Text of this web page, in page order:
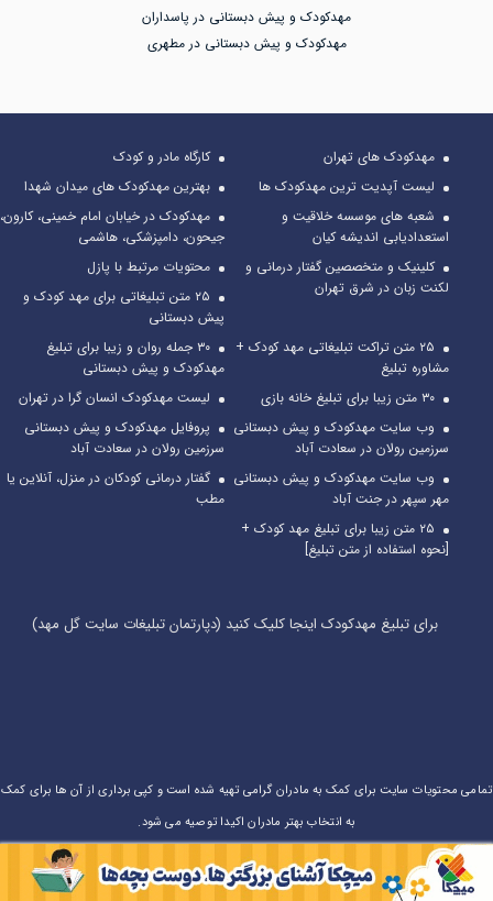
مهدکودک و پیش دبستانی در پاسداران
مهدکودک و پیش دبستانی در مطهری
مهدکودک های تهران
کارگاه مادر و کودک
لیست آپدیت ترین مهدکودک ها
بهترین مهدکودک های میدان شهدا
شعبه های موسسه خلاقیت و
استعدادیابی اندیشه کیان
مهدکودک در خیابان امام خمینی، کارون،
جیحون، دامپزشکی، هاشمی
کلینیک و متخصصین گفتار درمانی و
لکنت زبان در شرق تهران
محتویات مرتبط با پازل
۲۵ متن تبلیغاتی برای مهد کودک و
پیش دبستانی
۲۵ متن تراکت تبلیغاتی مهد کودک +
مشاوره تبلیغ
۳۰ جمله روان و زیبا برای تبلیغ
مهدکودک و پیش دبستانی
۳۰ متن زیبا برای تبلیغ خانه بازی
لیست مهدکودک انسان گرا در تهران
وب سایت مهدکودک و پیش دبستانی
سرزمین رولان در سعادت آباد
پروفایل مهدکودک و پیش دبستانی
سرزمین رولان در سعادت آباد
وب سایت مهدکودک و پیش دبستانی
مهر سپهر در جنت آباد
گفتار درمانی کودکان در منزل، آنلاین یا
مطب
۲۵ متن زیبا برای تبلیغ مهد کودک +
[نحوه استفاده از متن تبلیغ]
برای تبلیغ مهدکودک اینجا کلیک کنید (دپارتمان تبلیغات سایت گل مهد)
تمامی محتویات سایت برای کمک به مادران گرامی تهیه شده است و کپی برداری از آن ها برای کمک
به انتخاب بهتر مادران اکیدا توصیه می شود.